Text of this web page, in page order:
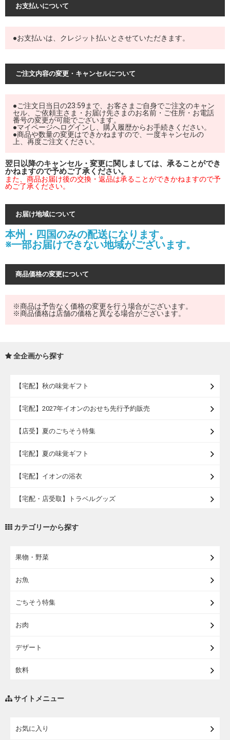
お支払いについて
●お支払いは、クレジット払いとさせていただきます。
ご注文内容の変更・キャンセルについて
●ご注文日当日の23:59まで、お客さまご自身でご注文のキャン
セル、ご依頼主さま・お届け先さまのお名前・ご住所・お電話
番号の変更が可能でございます。
●マイページへログインし、購入履歴からお手続きください。
●商品や数量の変更はできかねますので、一度キャンセルの
上、再度ご注文ください。
翌日以降のキャンセル・変更に関しましては、承ることができ
かねますので予めご了承ください。
また、商品お届け後の交換・返品は承ることができかねますので予
めご了承ください。
お届け地域について
本州・四国のみの配送になります。
※一部お届けできない地域がございます。
商品価格の変更について
※商品は予告なく価格の変更を行う場合がございます。
※商品価格は店舗の価格と異なる場合がございます。
全企画から探す
【宅配】秋の味覚ギフト
【宅配】2027年イオンのおせち先行予約販売
【店受】夏のごちそう特集
【宅配】夏の味覚ギフト
【宅配】イオンの浴衣
【宅配・店受取】トラベルグッズ
カテゴリーから探す
果物・野菜
お魚
ごちそう特集
お肉
デザート
飲料
サイトメニュー
お気に入り